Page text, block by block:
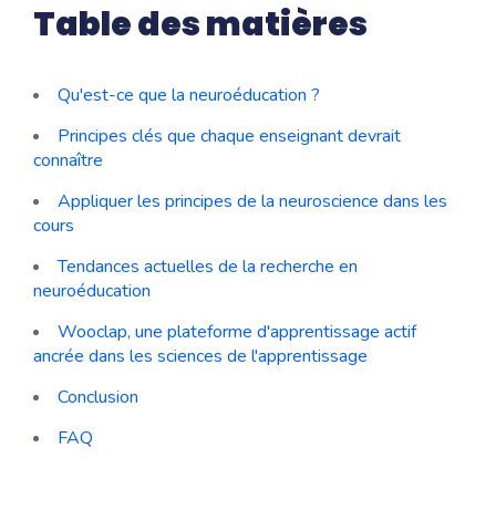
Table des matières
Qu'est-ce que la neuroéducation ?
Principes clés que chaque enseignant devrait
connaître
Appliquer les principes de la neuroscience dans les
cours
Tendances actuelles de la recherche en
neuroéducation
Wooclap, une plateforme d'apprentissage actif
ancrée dans les sciences de l'apprentissage
Conclusion
FAQ